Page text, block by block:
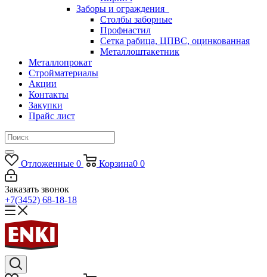
Заборы и ограждения
Столбы заборные
Профнастил
Сетка рабица, ЦПВС, оцинкованная
Металлоштакетник
Металлопрокат
Стройматериалы
Акции
Контакты
Закупки
Прайс лист
Отложенные 0 Корзина0 0
Заказать звонок
+7(3452) 68-18-18